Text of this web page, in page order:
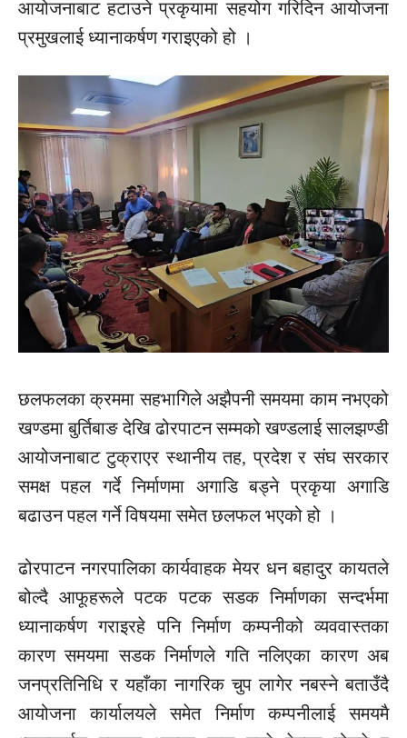
आयोजनाबाट हटाउने प्रकृयामा सहयोग गरिदिन आयोजना
प्रमुखलाई ध्यानाकर्षण गराइएको हो ।
छलफलका क्रममा सहभागिले अझैपनी समयमा काम नभएको
खण्डमा बुर्तिबाङ देखि ढोरपाटन सम्मको खण्डलाई सालझण्डी
आयोजनाबाट टुक्राएर स्थानीय तह, प्रदेश र संघ सरकार
समक्ष पहल गर्दे निर्माणमा अगाडिबड्नेप्रकृया अगाडि
बढाउन पहल गर्ने विषयमा समेत छलफल भएको हो ।
ढोरपाटन नगरपालिका कार्यवाहक मेयर धन बहादुर कायतले
बोल्दैआफूहरूलेपटक पटक सडक निर्माणका सन्दर्भमा
ध्यानाकर्षण गराइरहेपनिनिर्माण कम्पनीको व्यववास्तका
कारण समयमा सडक निर्माणले गति नलिएका कारण अब
जनप्रतिनिधि र यहाँका नागरिक चुप लागेर नबस्ने बताउँदै
आयोजना कार्यालयले समेत निर्माण कम्पनीलाई समयमै